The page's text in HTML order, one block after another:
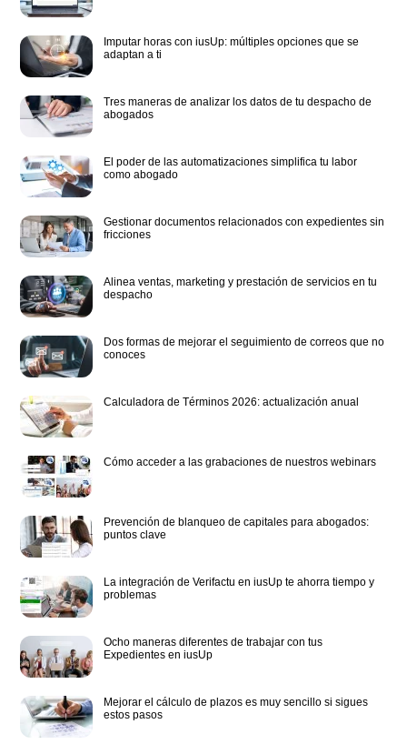
Imputar horas con iusUp: múltiples opciones que se
adaptan a ti
Tres maneras de analizar los datos de tu despacho de
abogados
El poder de las automatizaciones simplifica tu labor
como abogado
Gestionar documentos relacionados con expedientes sin
fricciones
Alinea ventas, marketing y prestación de servicios en tu
despacho
Dos formas de mejorar el seguimiento de correos que no
conoces
Calculadora de Términos 2026: actualización anual
Cómo acceder a las grabaciones de nuestros webinars
Prevención de blanqueo de capitales para abogados:
puntos clave
La integración de Verifactu en iusUp te ahorra tiempo y
problemas
Ocho maneras diferentes de trabajar con tus
Expedientes en iusUp
Mejorar el cálculo de plazos es muy sencillo si sigues
estos pasos